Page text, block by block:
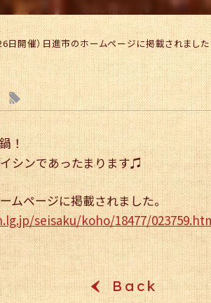
日開催）日進市のホームページに掲載されました
l
！
シンであったまります♫
ムページに掲載されました。
seisaku/koho/18477/
‹Back